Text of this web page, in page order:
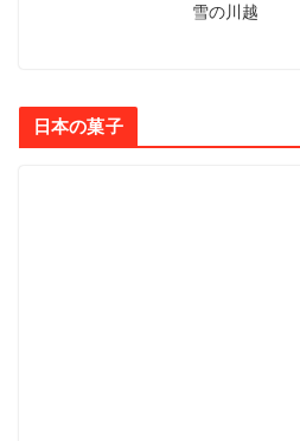
雪の川越
日本の菓子